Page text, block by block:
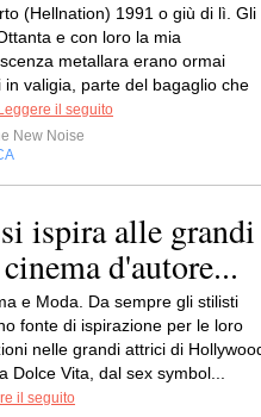
(Hellnation) 1991 o giù di lì. Gli
e con loro la mia
metallara erano ormai
in valigia, parte del bagaglio che
Leggere il seguito
New Noise
ispira alle grandi
d'autore...
e Moda. Da sempre gli stilisti
fonte di ispirazione per le loro
nelle grandi attrici di
Dolce Vita, dal sex symbol...
il seguito